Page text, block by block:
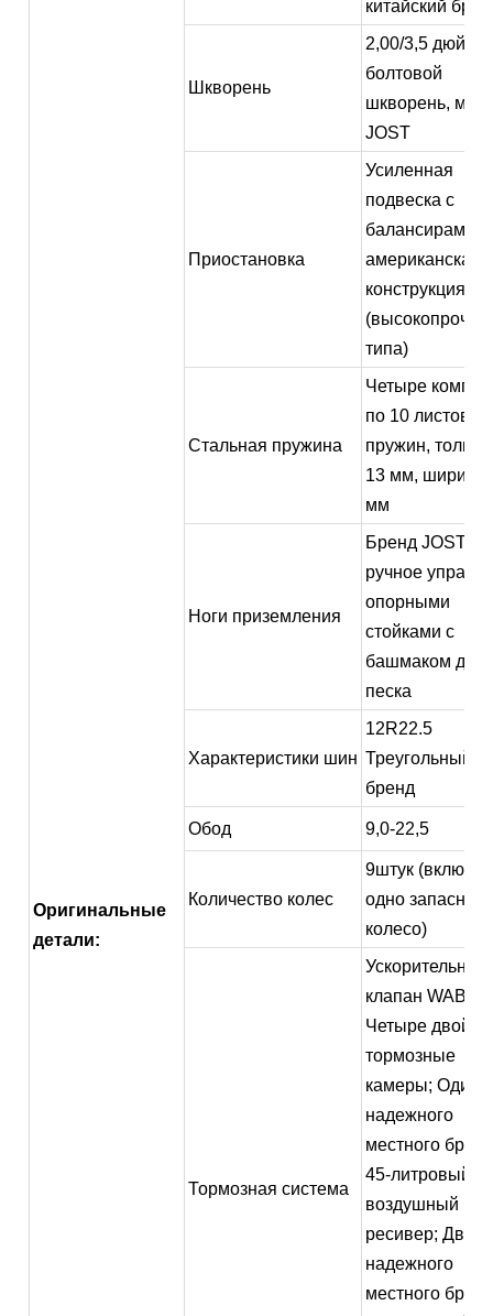
Оригинальные
детали:
китайский
Шкворень
2,00/3,5 дюйма,
болтовой
шкворень,
JOST
Приостановка
Усиленная
подвеска с
балансирами,
американская
конструкция
типа)
Стальная пружина
Четыре
по 10 листовых
пружин,
13 мм, ширина
мм
Ноги приземления
Бренд JOST,
ручное
опорными
стойками с
башмаком для
песка
Характеристики шин
12R22.5
Треугольный
бренд
Обод 9,0-22,5
Количество колес
9штук (включая
одно запасное
колесо)
Тормозная система
Ускорительный
клапан
Четыре
тормозные
камеры; Один
надежного
местного
45-литровый
воздушный
ресивер; Два
надежного
местного